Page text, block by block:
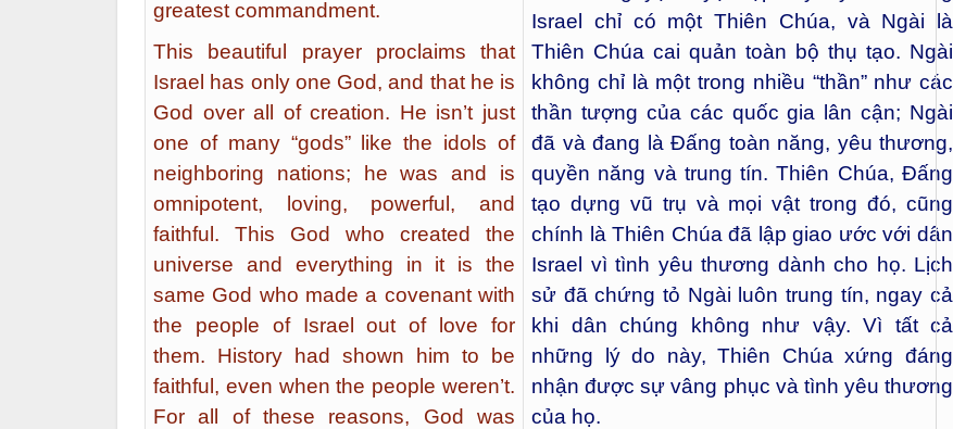
greatest commandment.
This beautiful prayer proclaims that
Israel has only one God, and that he is
God over all of creation. He isn’t just
one of many “gods” like the idols of
neighboring nations; he was and is
omnipotent, loving, powerful, and
faithful. This God who created the
universe and everything in it is the
same God who made a covenant with
the people of Israel out of love for
them. History had shown him to be
faithful, even when the people weren’t.
For all of these reasons, God was
Israel chỉ có một Thiên Chúa, và Ngài là
Thiên Chúa cai quản toàn bộ thụ tạo. Ngài
không chỉ là một trong nhiều “thần” như các
thần tượng của các quốc gia lân cận; Ngài
đã và đang là Đấng toàn năng, yêu thương,
quyền năng và trung tín. Thiên Chúa, Đấng
tạo dựng vũ trụ và mọi vật trong đó, cũng
chính là Thiên Chúa đã lập giao ước với dân
Israel vì tình yêu thương dành cho họ. Lịch
sử đã chứng tỏ Ngài luôn trung tín, ngay cả
khi dân chúng không như vậy. Vì tất cả
những lý do này, Thiên Chúa xứng đáng
nhận được sự vâng phục và tình yêu thương
của họ.